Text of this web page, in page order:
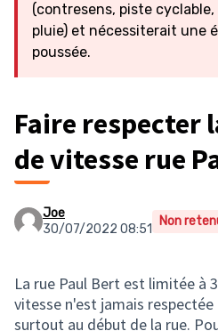
(contresens, piste
pluie) et nécessiterait une
poussée.
Faire respecter
de vitesse rue
Joe
30/07/2022 08:51
Non
La rue Paul Bert est limitée à
vitesse n'est jamais
surtout au début de la rue.